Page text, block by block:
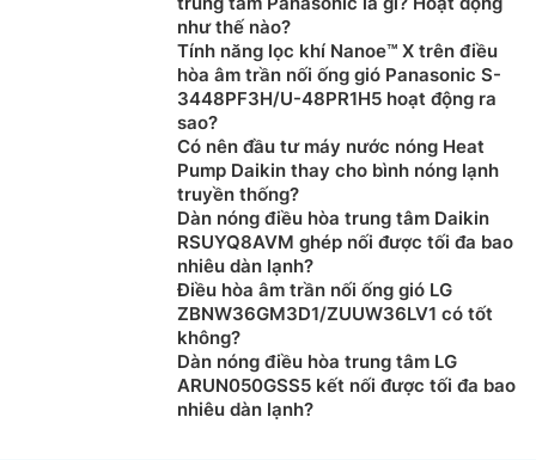
như thế nào?
Tính năng lọc khí Nanoe™ X trên điều
hòa âm trần nối ống gió Panasonic S-
3448PF3H/U-48PR1H5 hoạt động ra
sao?
Có nên đầu tư máy nước nóng Heat
Pump Daikin thay cho bình nóng lạnh
truyền thống?
Dàn nóng điều hòa trung tâm Daikin
RSUYQ8AVM ghép nối được tối đa bao
nhiêu dàn lạnh?
Điều hòa âm trần nối ống gió LG
ZBNW36GM3D1/ZUUW36LV1 có tốt
không?
Dàn nóng điều hòa trung tâm LG
ARUN050GSS5 kết nối được tối đa bao
nhiêu dàn lạnh?